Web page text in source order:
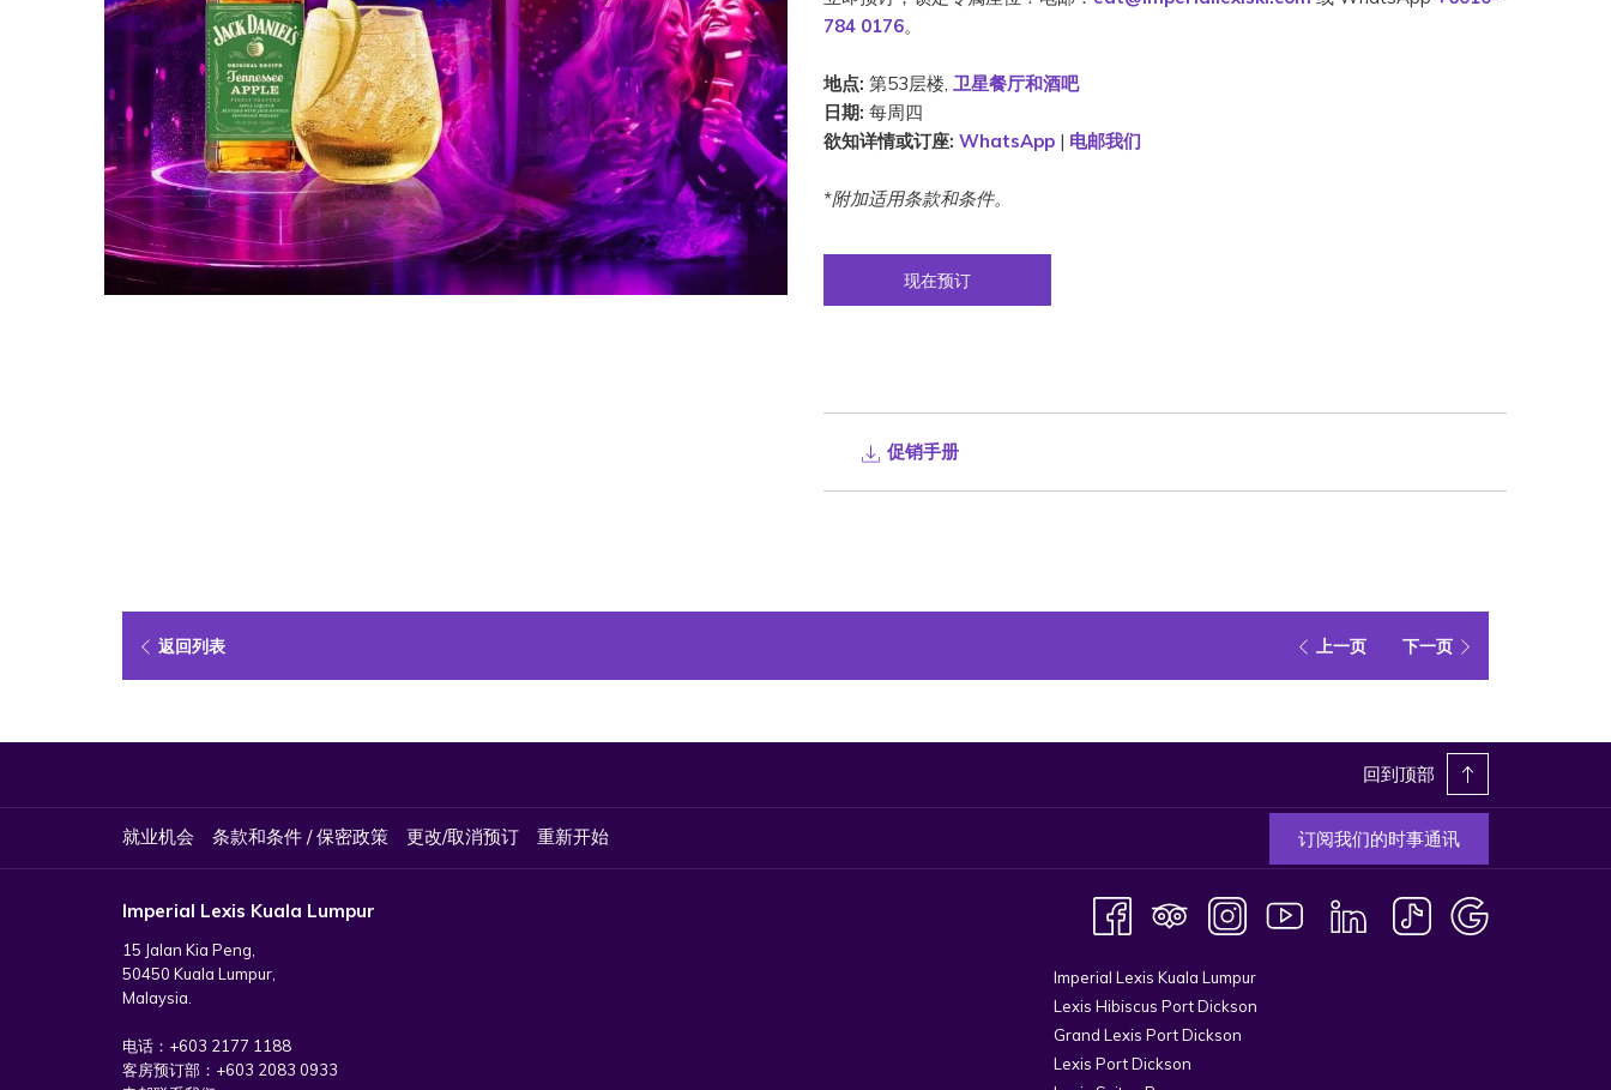
784 0176。
地点: 第53层楼, 卫星餐厅和酒吧
日期: 每周四
欲知详情或订座: WhatsApp | 电邮我们
*附加适用条款和条件。
现在预订
促销手册
返回列表 上一页 下一页
回到顶部
就业机会 条款和条件 / 保密政策 更改/取消预订 重新开始 订阅我们的时事通讯
Imperial Lexis Kuala Lumpur
Lexis Hibiscus Port Dickson
Grand Lexis Port Dickson
Lexis Port Dickson
Imperial Lexis Kuala Lumpur
15 Jalan Kia Peng,
50450 Kuala Lumpur,
Malaysia.
电话： +603 2177 1188
客房预订部： +603 2083 0933